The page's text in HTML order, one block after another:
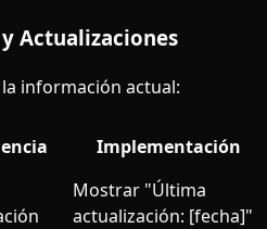
Actualizaciones
información actual:
Implementación
Mostrar "Última
actualización: [fecha]"